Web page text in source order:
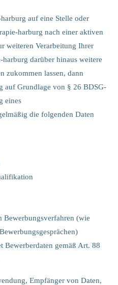
auf eine Stelle oder
harburg nach einer aktiven
weiteren Verarbeitung Ihrer
darüber hinaus weitere
zukommen lassen, dann
auf Grundlage von § 26 BDSG-
eines
die folgenden Daten
Bewerbungsverfahren (wie
Bewerberdaten gemäß Art. 88
Empfänger von Daten,